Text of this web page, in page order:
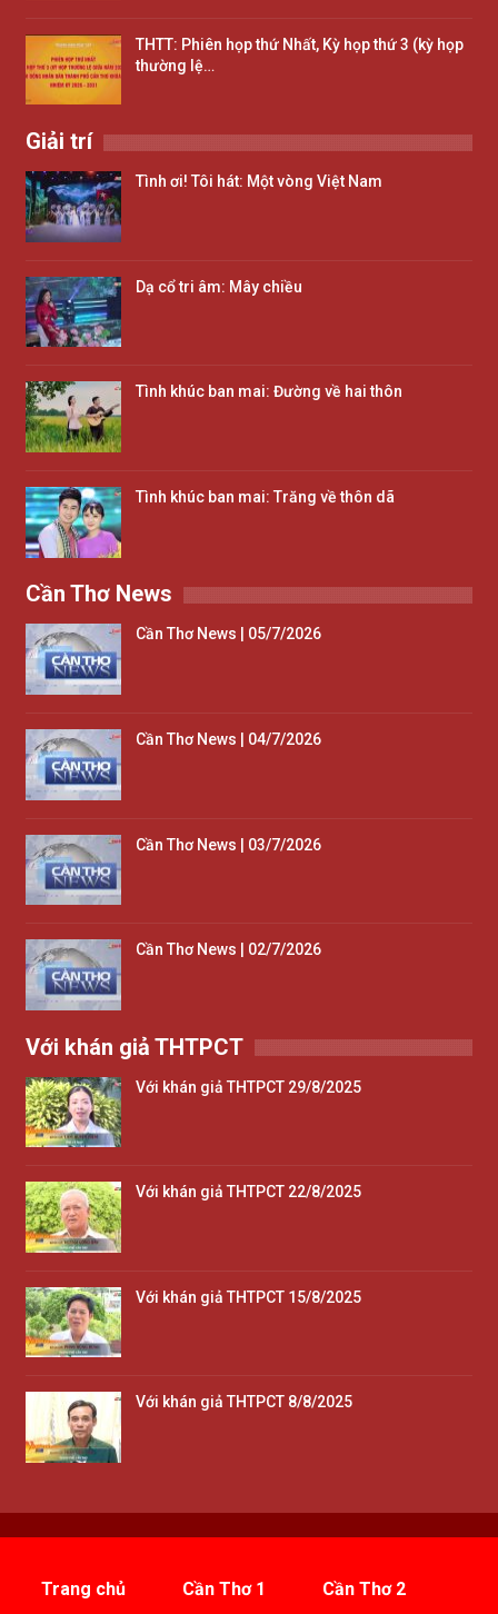
THTT: Phiên họp thứ Nhất, Kỳ họp thứ 3 (kỳ họp
thường lệ…
Giải trí
Tình ơi! Tôi hát: Một vòng Việt Nam
Dạ cổ tri âm: Mây chiều
Tình khúc ban mai: Đường về hai thôn
Tình khúc ban mai: Trăng về thôn dã
Cần Thơ News
Cần Thơ News | 05/7/2026
Cần Thơ News | 04/7/2026
Cần Thơ News | 03/7/2026
Cần Thơ News | 02/7/2026
Với khán giả THTPCT
Với khán giả THTPCT 29/8/2025
Với khán giả THTPCT 22/8/2025
Với khán giả THTPCT 15/8/2025
Với khán giả THTPCT 8/8/2025
Trang chủ Cần Thơ 1 Cần Thơ 2